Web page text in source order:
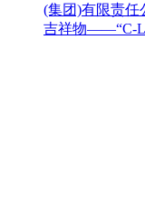
(集团)有限责任
吉祥物——“C-